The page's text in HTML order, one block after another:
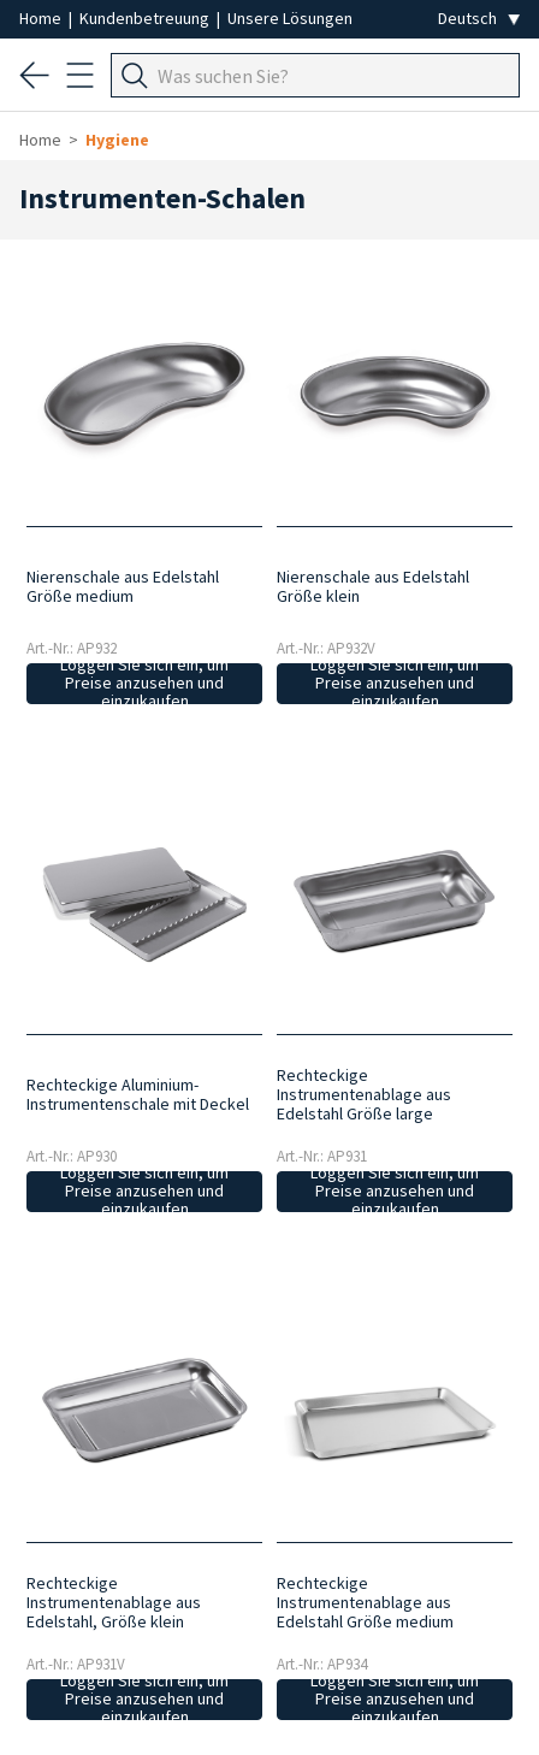
Home | Kundenbetreuung | Unsere Lösungen
Home Hygiene
Instrumenten-Schalen
Nierenschale aus Edelstahl
Größe medium
Art.-Nr.: AP932
Loggen Sie sich ein, um
Preise anzusehen und
einzukaufen
Nierenschale aus Edelstahl
Größe klein
Art.-Nr.: AP932V
Loggen Sie sich ein, um
Preise anzusehen und
einzukaufen
Rechteckige Aluminium-
Instrumentenschale mit Deckel
Art.-Nr.: AP930
Loggen Sie sich ein, um
Preise anzusehen und
einzukaufen
Rechteckige
Instrumentenablage aus
Edelstahl Größe large
Art.-Nr.: AP931
Loggen Sie sich ein, um
Preise anzusehen und
einzukaufen
Rechteckige
Instrumentenablage aus
Edelstahl, Größe klein
Art.-Nr.: AP931V
Loggen Sie sich ein, um
Preise anzusehen und
einzukaufen
Rechteckige
Instrumentenablage aus
Edelstahl Größe medium
Art.-Nr.: AP934
Loggen Sie sich ein, um
Preise anzusehen und
einzukaufen